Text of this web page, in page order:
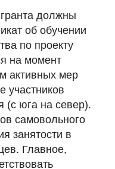
должны
об обучении
по проекту
на момент
активных мер
участников
(с юга на север).
самовольного
занятости в
Главное,